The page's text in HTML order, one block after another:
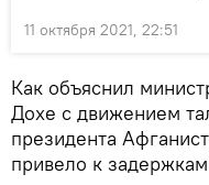
11 октября 2021, 22:51
Как объяснил
Дохе с движением
президента
привело к